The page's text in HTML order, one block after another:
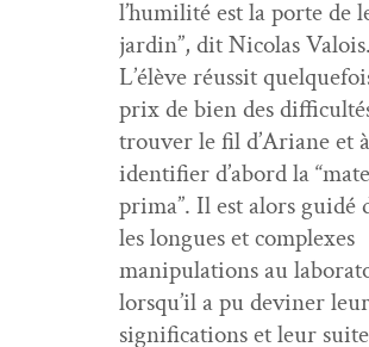
l’hu­mil­ité est la porte de
jardin”, dit Nico­las Val­ois.
L’élève réus­sit
prix de bien des
trou­ver le fil d’Ar­i­ane et à
iden­ti­fi­er d’abord la
pri­ma”. Il est alors guidé
les longues et com­plex­es
manip­u­la­tions au
lorsqu’il a pu devin­er
sig­ni­fi­ca­tions et leur suite